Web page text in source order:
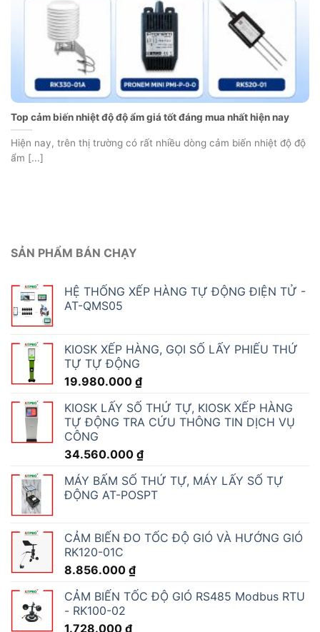
Top cảm biến nhiệt độ độ ẩm giá tốt đáng mua nhất hiện nay
Hiện nay, trên thị trường có rất nhiều dòng cảm biến nhiệt độ độ
ẩm [...]
SẢN PHẨM BÁN CHẠY
HỆ THỐNG XẾP HÀNG TỰ ĐỘNG ĐIỆN TỬ -
AT-QMS05
KIOSK XẾP HÀNG, GỌI SỐ LẤY PHIẾU THỨ
TỰ TỰ ĐỘNG
19.980.000 ₫
KIOSK LẤY SỐ THỨ TỰ, KIOSK XẾP HÀNG
TỰ ĐỘNG TRA CỨU THÔNG TIN DỊCH VỤ
CÔNG
34.560.000 ₫
MÁY BẤM SỐ THỨ TỰ, MÁY LẤY SỐ TỰ
ĐỘNG AT-POSPT
CẢM BIẾN ĐO TỐC ĐỘ GIÓ VÀ HƯỚNG GIÓ
RK120-01C
8.856.000 ₫
CẢM BIẾN TỐC ĐỘ GIÓ RS485 Modbus RTU
- RK100-02
1.728.000 ₫